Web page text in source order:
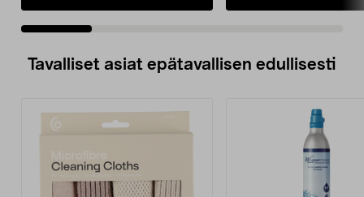
Tavalliset asiat epätavallisen edullisesti